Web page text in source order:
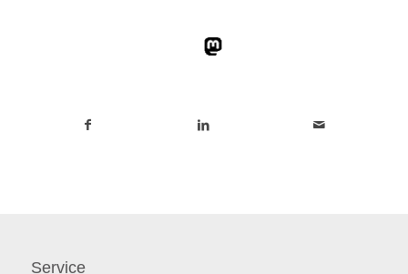
Service